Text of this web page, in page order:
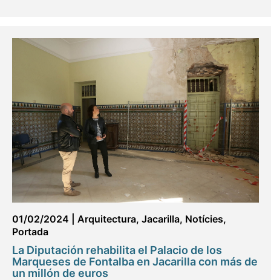
01/02/2024 Arquitectura, Jacarilla, Notícies,
Portada
La Diputación rehabilita el Palacio de los
Marqueses de Fontalba en Jacarilla con más de
un millón de euros